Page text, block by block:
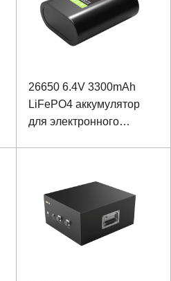
26650 6.4V 3300mAh
LiFePO4 аккумулятор
для электронного